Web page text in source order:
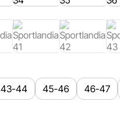
43-44 45-46 46-47